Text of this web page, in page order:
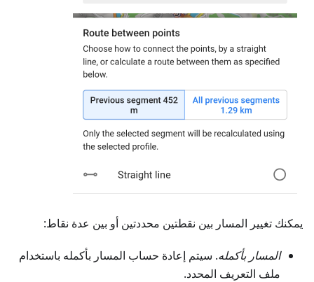
يمكنك تغيير المسار بين نقطتين محددتين أو بين عدة نقاط:
المسار بأكمله. سيتم إعادة حساب المسار بأكمله باستخدام
ملف التعريف المحدد.